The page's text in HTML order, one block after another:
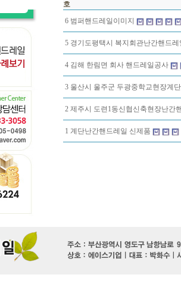
호
6 범퍼핸드레일이미지
5 경기도평택시 복지회관난간핸드레
4 김해 한림면 회사 핸드레일공사
3 울산시 울주군 두광중학교현장계
2 제주시 도련1동신협신축현장난간
1 계단난간핸드레일 신제품